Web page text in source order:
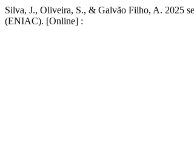
Silva, J., Oliveira, S., & Galvão Filho, A. 2025
(ENIAC). [Online] :